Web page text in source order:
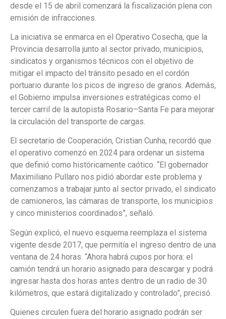
desde el 15 de abril comenzará la fiscalización plena con
emisión de infracciones.
La iniciativa se enmarca en el Operativo Cosecha, que la
Provincia desarrolla junto al sector privado, municipios,
sindicatos y organismos técnicos con el objetivo de
mitigar el impacto del tránsito pesado en el cordón
portuario durante los picos de ingreso de granos. Además,
el Gobierno impulsa inversiones estratégicas como el
tercer carril de la autopista Rosario–Santa Fe para mejorar
la circulación del transporte de cargas.
El secretario de Cooperación, Cristian Cunha, recordó que
el operativo comenzó en 2024 para ordenar un sistema
que definió como históricamente caótico. “El gobernador
Maximiliano Pullaro nos pidió abordar este problema y
comenzamos a trabajar junto al sector privado, el sindicato
de camioneros, las cámaras de transporte, los municipios
y cinco ministerios coordinados”, señaló.
Según explicó, el nuevo esquema reemplaza el sistema
vigente desde 2017, que permitía el ingreso dentro de una
ventana de 24 horas. “Ahora habrá cupos por hora: el
camión tendrá un horario asignado para descargar y podrá
ingresar hasta dos horas antes dentro de un radio de 30
kilómetros, que estará digitalizado y controlado”, precisó.
Quienes circulen fuera del horario asignado podrán ser